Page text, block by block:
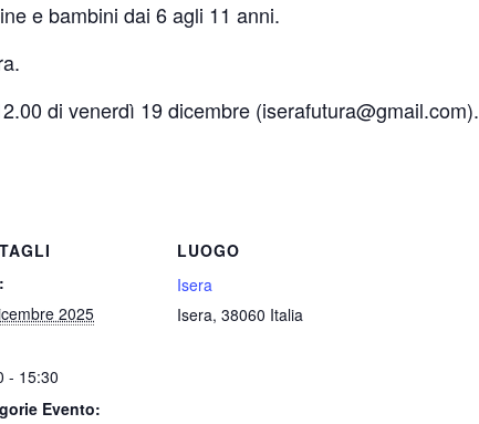
e bambini dai 6 agli 11 anni.
di venerdì 19 dicembre (iserafutura@gmail.com).
2025
- 15:30
Evento:
LUOGO
Isera
Isera, 38060 Italia